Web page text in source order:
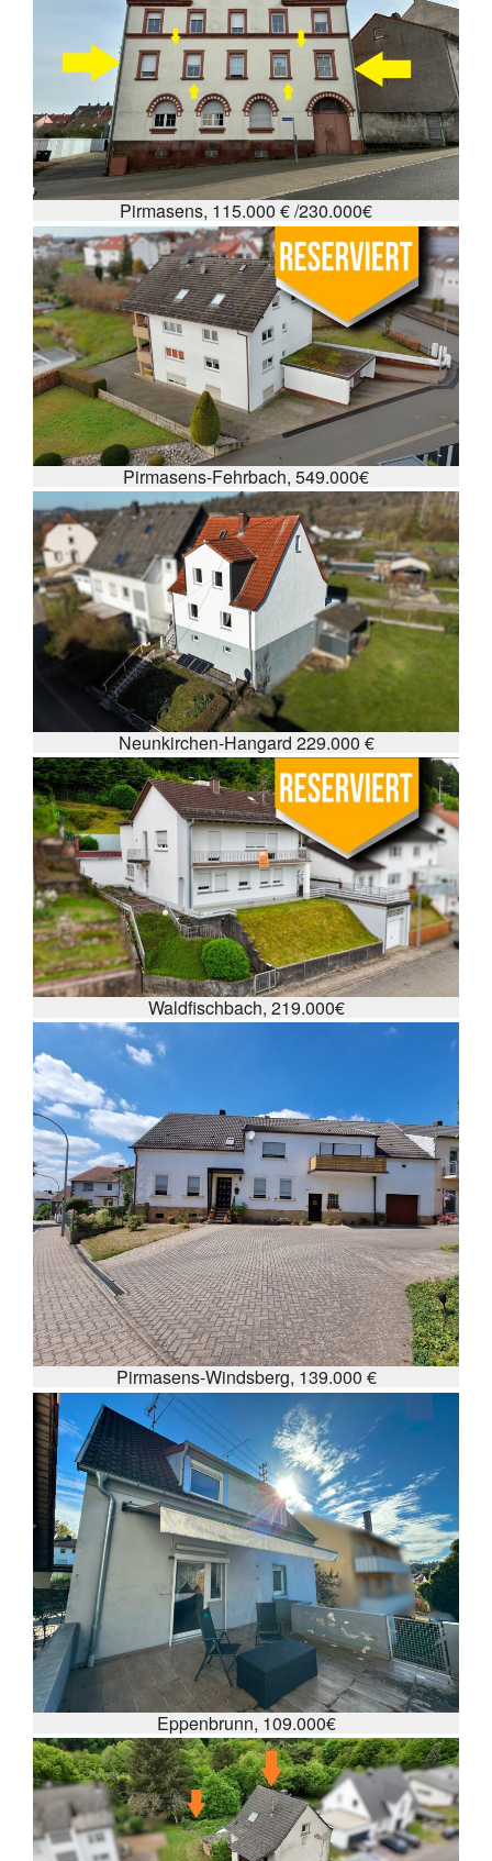
Pirmasens, 115.000 € /230.000€
Pirmasens-Fehrbach, 549.000€
Neunkirchen-Hangard 229.000 €
Waldfischbach, 219.000€
Pirmasens-Windsberg, 139.000 €
Eppenbrunn, 109.000€